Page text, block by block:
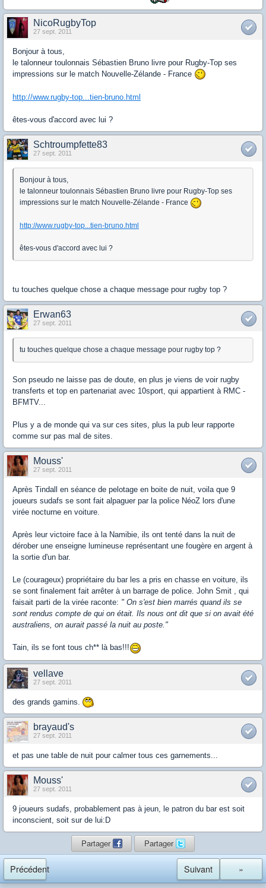
NicoRugbyTop
27 sept. 2011
Bonjour à tous,
le talonneur toulonnais Sébastien Bruno livre pour Rugby-Top ses
impressions sur le match Nouvelle-Zélande - France
http://www.rugby-top...tien-bruno.html
êtes-vous d'accord avec lui ?
Schtroumpfette83
27 sept. 2011
Bonjour à tous,
le talonneur toulonnais Sébastien Bruno livre pour Rugby-Top ses
impressions sur le match Nouvelle-Zélande - France
http://www.rugby-top...tien-bruno.html
êtes-vous d'accord avec lui ?
tu touches quelque chose a chaque message pour rugby top ?
Erwan63
27 sept. 2011
tu touches quelque chose a chaque message pour rugby top ?
Son pseudo ne laisse pas de doute, en plus je viens de voir rugby
transferts et top en partenariat avec 10sport, qui appartient à RMC -
BFMTV...
Plus y a de monde qui va sur ces sites, plus la pub leur rapporte
comme sur pas mal de sites.
Mouss'
27 sept. 2011
Après Tindall en séance de pelotage en boite de nuit, voila que 9
joueurs sudafs se sont fait alpaguer par la police NéoZ lors d'une
virée nocturne en voiture.
Après leur victoire face à la Namibie, ils ont tenté dans la nuit de
dérober une enseigne lumineuse représentant une fougère en argent à
la sortie d'un bar.
Le (courageux) propriétaire du bar les a pris en chasse en voiture, ils
se sont finalement fait arrêter à un barrage de police. John Smit , qui
faisait parti de la virée raconte: " On s'est bien marrés quand ils se
sont rendus compte de qui on était. Ils nous ont dit que si on avait été
australiens, on aurait passé la nuit au poste."
Tain, ils se font tous ch** là bas!!!
vellave
27 sept. 2011
des grands gamins.
brayaud's
27 sept. 2011
et pas une table de nuit pour calmer tous ces garnements...
Mouss'
27 sept. 2011
9 joueurs sudafs, probablement pas à jeun, le patron du bar est soit
inconscient, soit sur de lui:D
Partager Partager
Précédent »
Suivant